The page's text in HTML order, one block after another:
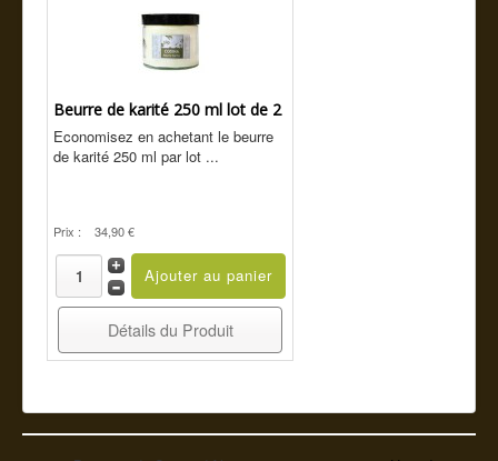
Beurre de karité 250 ml lot de 2
Economisez en achetant le beurre
de karité 250 ml par lot ...
Prix : 34,90 €
Détails du Produit